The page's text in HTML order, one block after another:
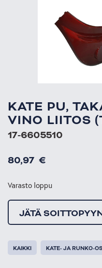
KATE PU,
VINO LIITOS
17-6605510
80,97 €
Varasto loppu
JÄTÄ
KAIKKI KATE- JA RUNKO-